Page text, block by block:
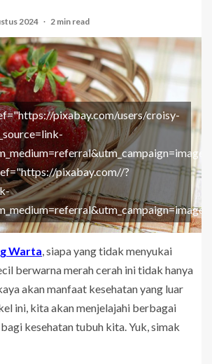
2024 2 min read
pixabay.com/users/croisy-
pixabay.com//?
Warta , siapa yang tidak menyukai
berwarna merah cerah ini tidak hanya
akan manfaat kesehatan yang luar
ini, kita akan menjelajahi berbagai
kesehatan tubuh kita. Yuk, simak